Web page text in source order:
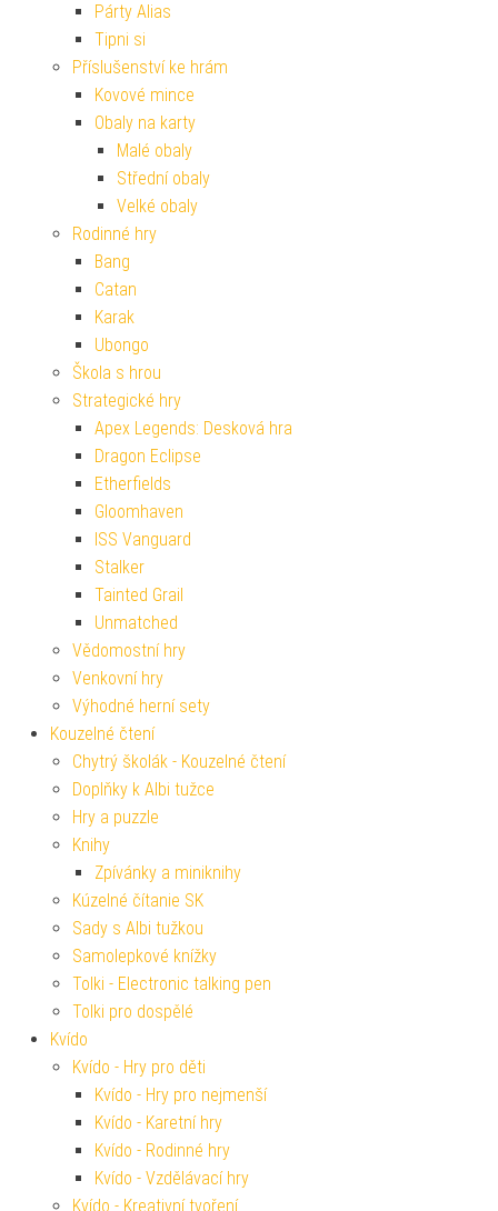
Párty Alias
Tipni si
Příslušenství ke hrám
Kovové mince
Obaly na karty
Malé obaly
Střední obaly
Velké obaly
Rodinné hry
Bang
Catan
Karak
Ubongo
Škola s hrou
Strategické hry
Apex Legends: Desková hra
Dragon Eclipse
Etherfields
Gloomhaven
ISS Vanguard
Stalker
Tainted Grail
Unmatched
Vědomostní hry
Venkovní hry
Výhodné herní sety
Kouzelné čtení
Chytrý školák - Kouzelné čtení
Doplňky k Albi tužce
Hry a puzzle
Knihy
Zpívánky a miniknihy
Kúzelné čítanie SK
Sady s Albi tužkou
Samolepkové knížky
Tolki - Electronic talking pen
Tolki pro dospělé
Kvído
Kvído - Hry pro děti
Kvído - Hry pro nejmenší
Kvído - Karetní hry
Kvído - Rodinné hry
Kvído - Vzdělávací hry
Kvído - Kreativní tvoření